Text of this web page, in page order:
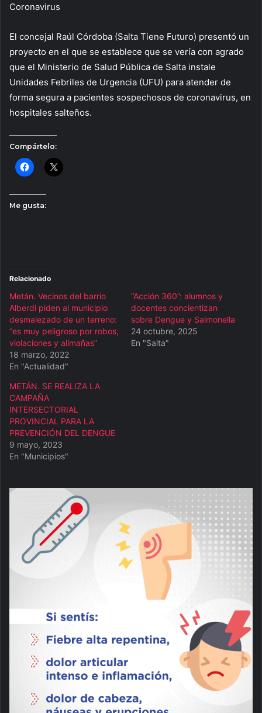
Coronavirus
El concejal Raúl Córdoba (Salta Tiene Futuro) presentó un
proyecto en el que se establece que se vería con agrado
que el Ministerio de Salud Pública de Salta instale
Unidades Febriles de Urgencia (UFU) para atender de
forma segura a pacientes sospechosos de coronavirus, en
hospitales salteños.
Compártelo:
Me gusta:
Relacionado
Metán. Vecinos del barrio
Alberdi piden al municipio
desmalezado de un terreno:
“es muy peligroso por robos,
violaciones y alimañas”
18 marzo, 2022
En "Actualidad"
“Acción 360”: alumnos y
docentes concientizan
sobre Dengue y Salmonella
24 octubre, 2025
En "Salta"
METÁN. SE REALIZA LA
CAMPAÑA
INTERSECTORIAL
PROVINCIAL PARA LA
PREVENCIÓN DEL DENGUE
9 mayo, 2023
En "Municipios"